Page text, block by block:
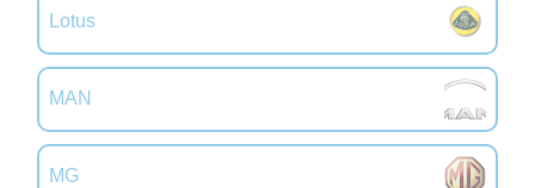
Lotus
MAN
MG